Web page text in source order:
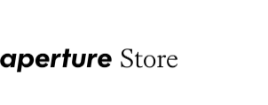
Aperture